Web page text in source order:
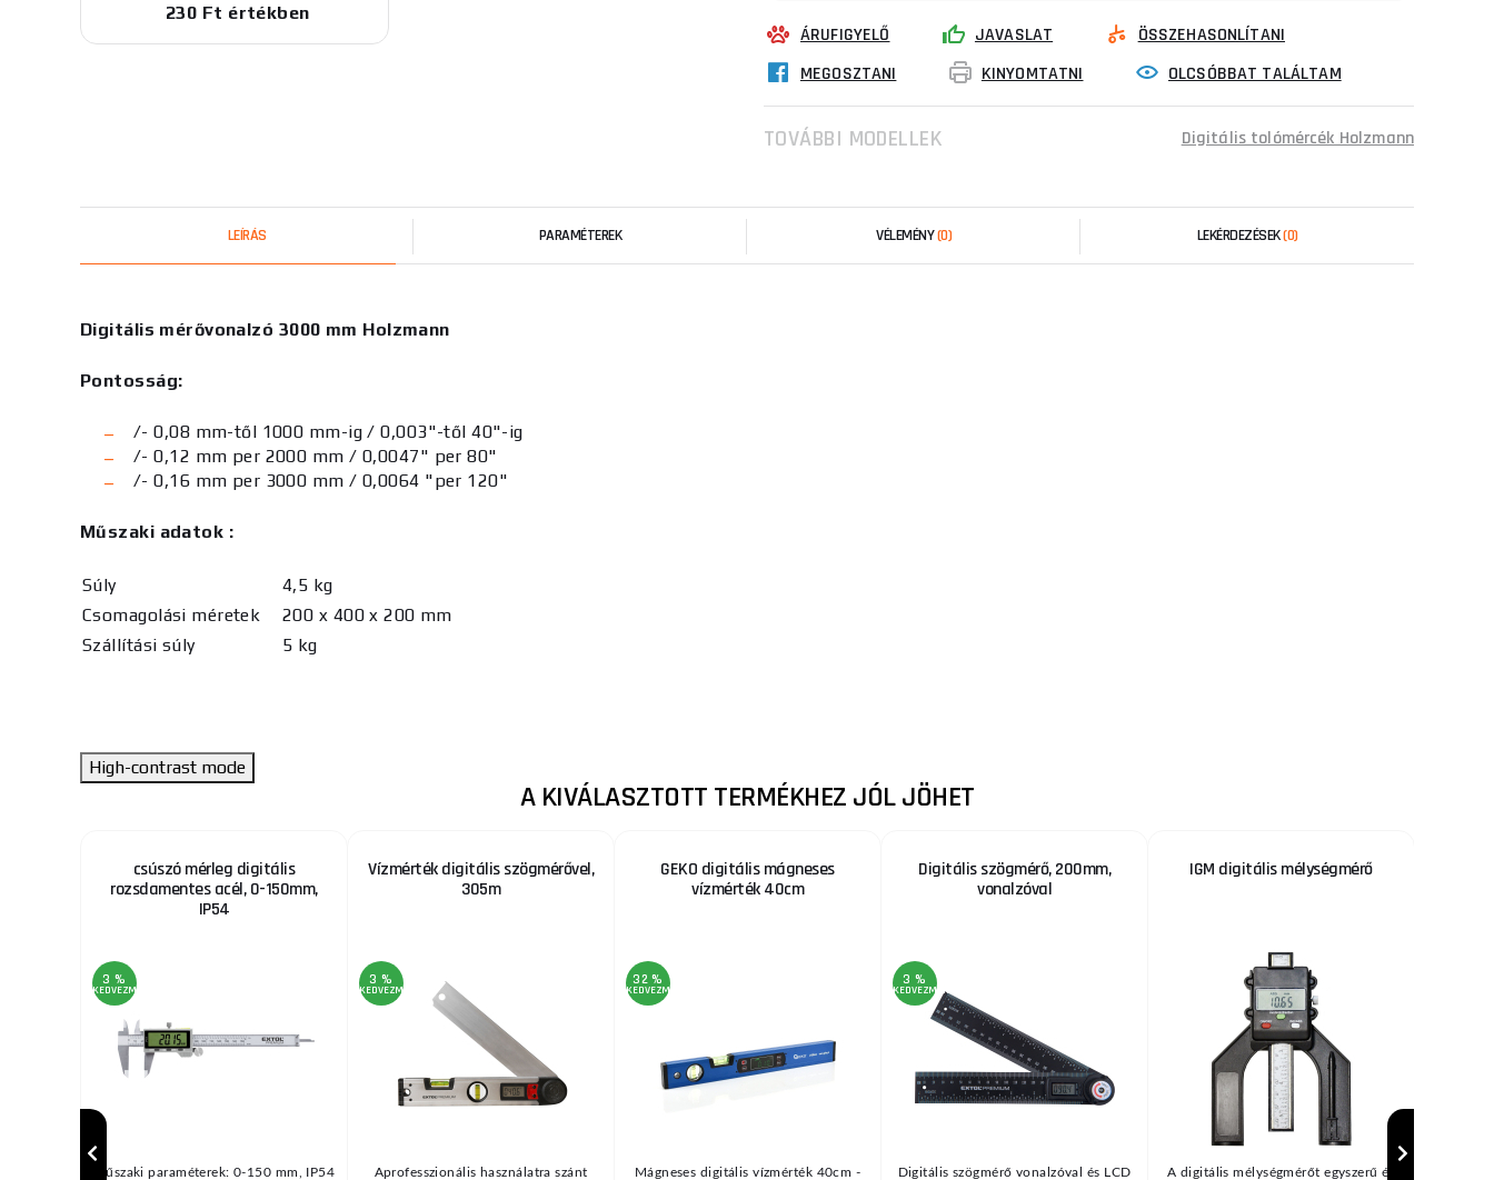
230 Ft értékben
ÁRUFIGYELŐ JAVASLAT
ÖSSZEHASONLÍTANI
MEGOSZTANI
KINYOMTATNI OLCSÓBBAT TALÁLTAM
TOVÁBBI MODELLEK Digitális tolómércék Holzmann
LEÍRÁS PARAMÉTEREK VÉLEMÉNY(0) LEKÉRDEZÉSEK(0)
Digitális mérővonalzó 3000 mm Holzmann
Pontosság:
/- 0,08 mm-től 1000 mm-ig / 0,003"-től 40"-ig
/- 0,12 mm per 2000 mm / 0,0047" per 80"
/- 0,16 mm per 3000 mm / 0,0064 "per 120"
Műszaki adatok :
Súly
4,5 kg
Csomagolási méretek
200 x 400 x 200 mm
Szállítási súly
5 kg
High-contrast mode
A KIVÁLASZTOTT TERMÉKHEZ JÓL JÖHET
csúszó mérleg digitális
rozsdamentes acél, 0-150mm,
IP54
3 %
KEDVEZMÉNY
Műszaki paraméterek: 0-150 mm, IP54
Vízmérték digitális szögmérővel,
305m
3 %
KEDVEZMÉNY
Aprofesszionális használatra szánt
GEKO digitális mágneses
vízmérték 40cm
32 %
KEDVEZMÉNY
Mágneses digitális vízmérték 40cm -
Digitális szögmérő, 200mm,
vonalzóval
3 %
KEDVEZMÉNY
Digitális szögmérő vonalzóval és LCD
IGM digitális mélységmérő
A digitális mélységmérőt egyszerű és